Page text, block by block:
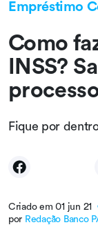
Empréstimo
Como
INSS?
Fique por
Criado em 01 jun 21
por Redação Banco